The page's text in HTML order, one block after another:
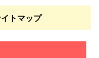
トマップ